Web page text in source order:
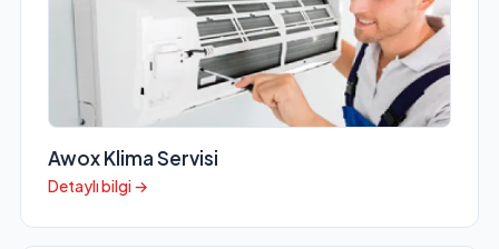
Awox Klima Servisi
Detaylı bilgi →